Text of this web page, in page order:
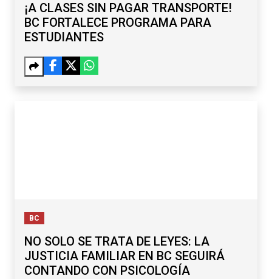
¡A CLASES SIN PAGAR TRANSPORTE!
BC FORTALECE PROGRAMA PARA
ESTUDIANTES
BC
NO SOLO SE TRATA DE LEYES: LA
JUSTICIA FAMILIAR EN BC SEGUIRÁ
CONTANDO CON PSICOLOGÍA